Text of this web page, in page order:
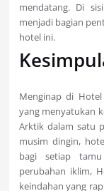
mendatang. Di
menjadi bagian
hotel ini.
Menginap di
yang menyatukan
Arktik dalam satu
musim dingin,
bagi setiap
perubahan iklim,
keindahan yang